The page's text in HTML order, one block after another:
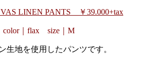
LINEN PANTS ￥39.000+tax
color｜flax size｜M
生地を使用したパンツです。